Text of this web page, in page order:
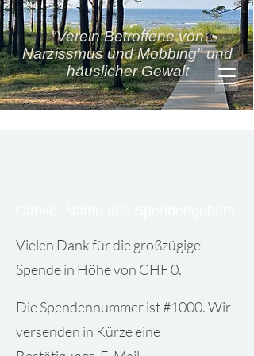
"Verein Betroffene von
Narzissmus und Mobbing" und
häuslicher Gewalt
Vielen Dank für die großzügige
Spende in Höhe von CHF 0.
Die Spendennummer ist #1000. Wir
versenden in Kürze eine